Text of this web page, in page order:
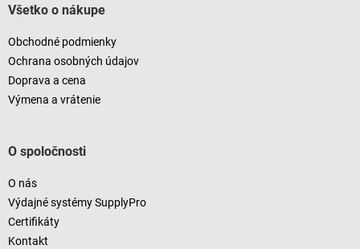
Všetko o nákupe
Obchodné podmienky
Ochrana osobných údajov
Doprava a cena
Výmena a vrátenie
O spoločnosti
O nás
Výdajné systémy SupplyPro
Certifikáty
Kontakt